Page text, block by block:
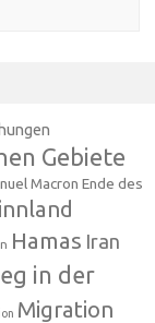
Gebiete
Macron Ende des
Hamas Iran
in der
Migration